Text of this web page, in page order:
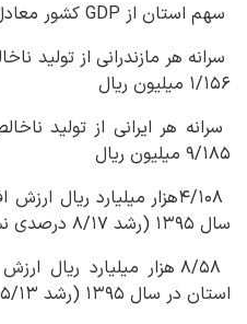
سهم استان از GDP کشور معادل ۴/۳ درصد در سال ۱۳۹۵
۱/۱۵۶ میلیون ریال
۹/۱۸۵ میلیون ریال
۴/۱۰۸هزار میلیارد ریال
سال ۱۳۹۵ (رشد ۸/۱۷ درصدی نسبت به سال قبل)
۸/۵۸ هزار میلیارد
استان در سال ۱۳۹۵ (رشد ۵/۱۳ درصدی نسبت به سال قبل)